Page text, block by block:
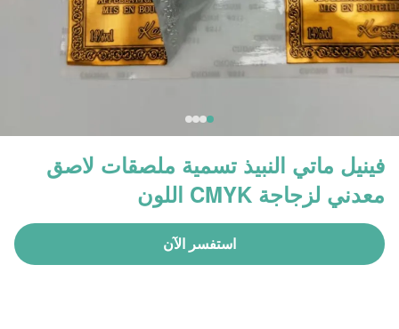
فينيل ماتي النبيذ تسمية ملصقات لاصق
معدني لزجاجة CMYK اللون
استفسر الآن